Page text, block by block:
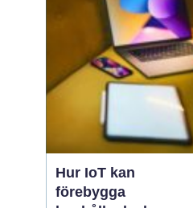
flexibla lösningar som
kombinerar klassisk
telefoni med modern...
Hur IoT kan
förebygga